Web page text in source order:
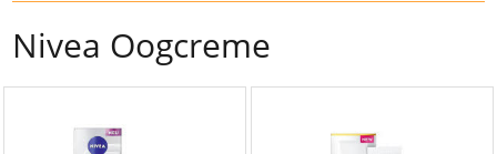
Nivea Oogcreme